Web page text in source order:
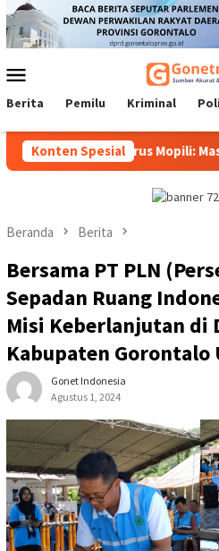
Loncat
ke
konten
Mobile
Berita Pemilu Kriminal
Konten Spesial
Idrus Mopili: Masa Harus
Beranda Berita
Bersama PT PLN
Sepadan Ruang
Misi Keberlanjutan di
Kabupaten Gorontalo
Gonet Indonesia
Agustus 1, 2024